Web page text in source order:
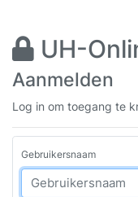
UH-
Aanmelden
Log in om toegang te
Gebruikersnaam